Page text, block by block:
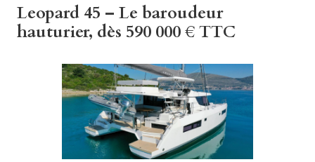
Leopard 45 – Le baroudeur
hauturier, dès 590 000 € TTC